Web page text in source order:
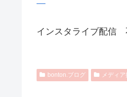
インスタライブ配信
bonton.ブログ メディア